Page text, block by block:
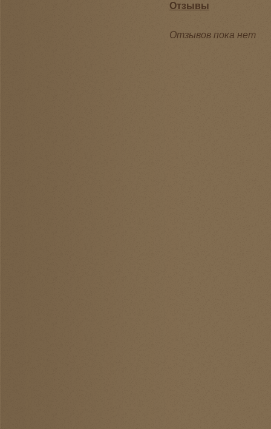
Отзывы
Отзывов пока нет